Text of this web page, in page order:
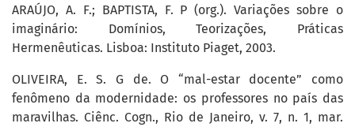
ARAÚJO, A. F.; BAPTISTA, F. P (org.). Variações sobre o
imaginário: Domínios, Teorizações, Práticas
Hermenêuticas. Lisboa: Instituto Piaget, 2003.
OLIVEIRA, E. S. G de. O “mal-estar docente” como
fenômeno da modernidade: os professores no país das
maravilhas. Ciênc. Cogn., Rio de Janeiro, v. 7, n. 1, mar.